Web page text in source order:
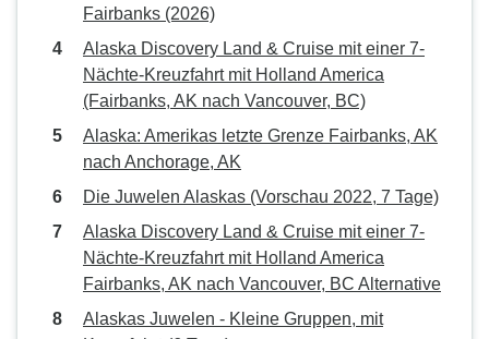
Fairbanks (2026)
Alaska Discovery Land & Cruise mit einer 7-
Nächte-Kreuzfahrt mit Holland America
(Fairbanks, AK nach Vancouver, BC)
Alaska: Amerikas letzte Grenze Fairbanks, AK
nach Anchorage, AK
Die Juwelen Alaskas (Vorschau 2022, 7 Tage)
Alaska Discovery Land & Cruise mit einer 7-
Nächte-Kreuzfahrt mit Holland America
Fairbanks, AK nach Vancouver, BC Alternative
Alaskas Juwelen - Kleine Gruppen, mit